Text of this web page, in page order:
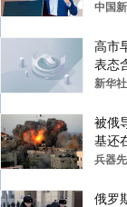
中国
高市
表态
新华社
被俄
基还
季前
兵器
俄罗